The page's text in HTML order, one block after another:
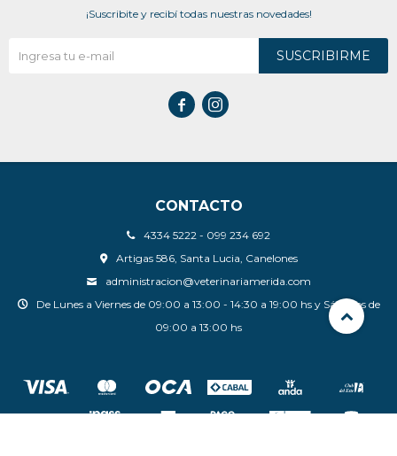
CONTACTO
4334 5222 - 099 234 692
Artigas 586, Santa Lucia, Canelones
administracion@veterinariamerida.com
De Lunes a Viernes de 09:00 a 13:00 - 14:30 a 19:00 hs y Sábados de
09:00 a 13:00 hs
¡Suscribite y recibí todas nuestras novedades!
SUSCRIBIRME
 